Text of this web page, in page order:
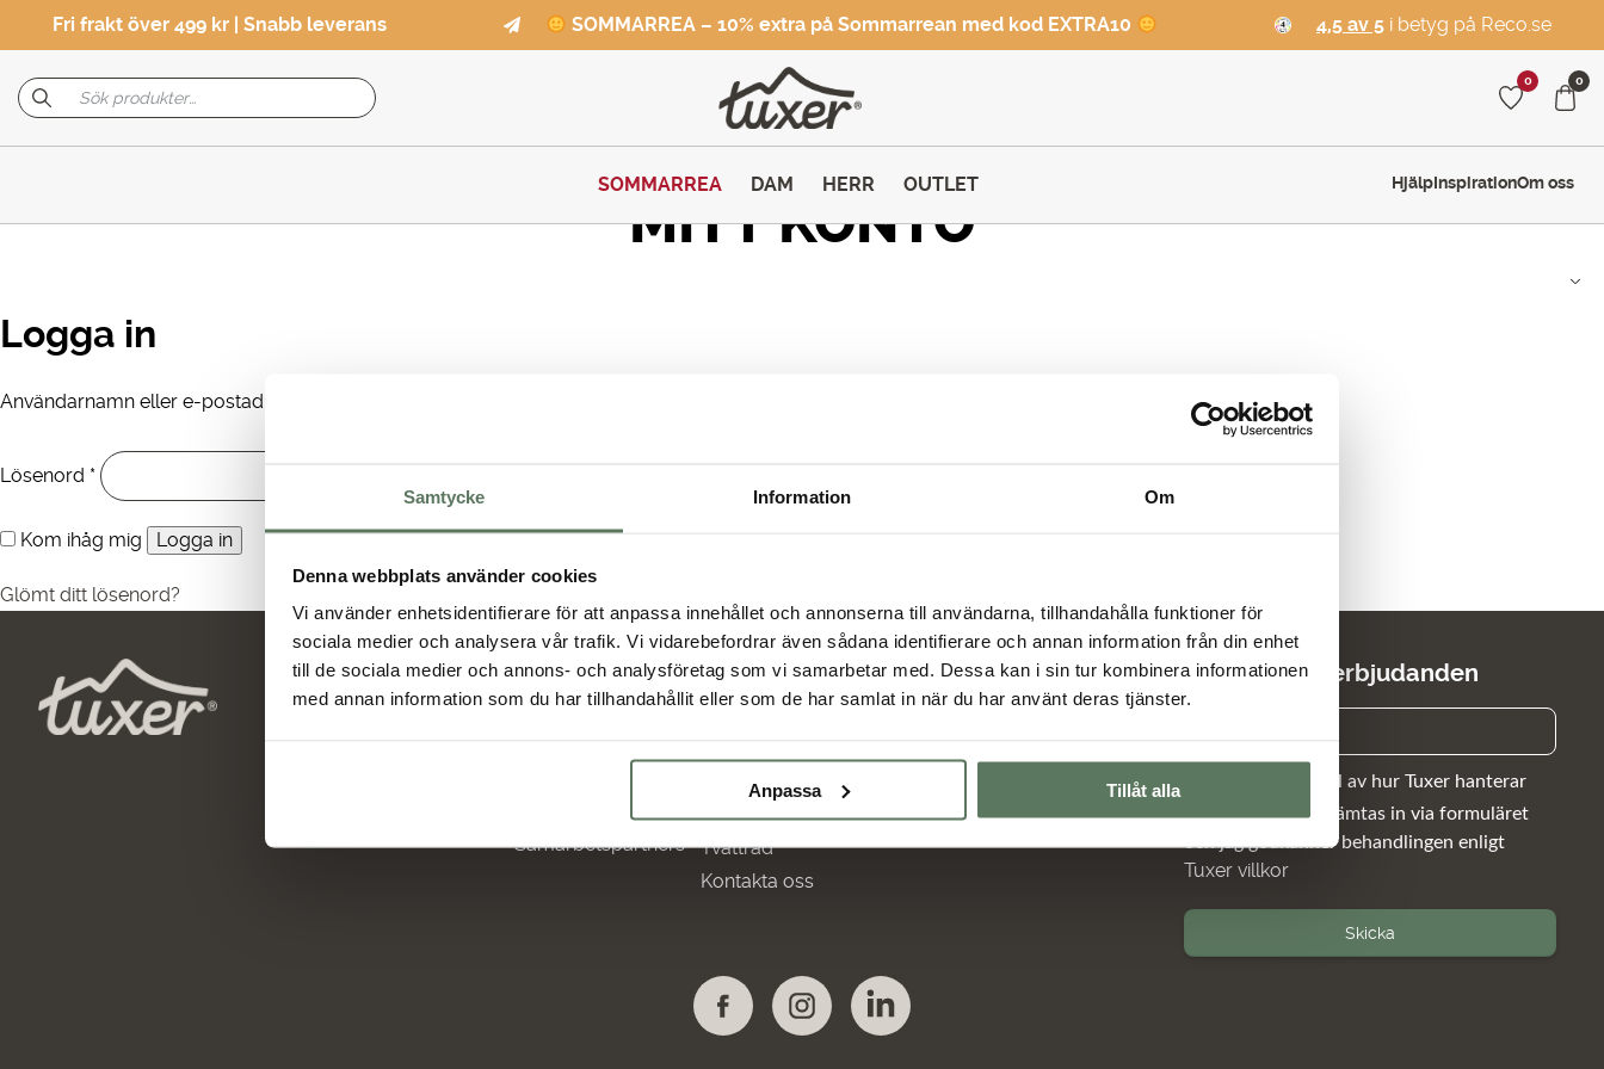
Samtycke Information Om
Denna webbplats använder cookies
Vi använder enhetsidentifierare för att anpassa innehållet och annonserna till användarna, tillhandahålla funktioner för
sociala medier och analysera vår trafik. Vi vidarebefordrar även sådana identifierare och annan information från din enhet
till de sociala medier och annons- och analysföretag som vi samarbetar med. Dessa kan i sin tur kombinera informationen
med annan information som du har tillhandahållit eller som de har samlat in när du har använt deras tjänster.
Anpassa Tillåt alla
Fri frakt över 499 kr | Snabb leverans SOMMARREA – 10% extra på Sommarrean med kod EXTRA10 4,5 av 5 i betyg på Reco.se
SOMMARREA DAM HERR OUTLET HjälpInspirationOm oss
0 0
MITT KONTO
Logga in
Användarnamn eller e-postadress
Lösenord * Obligatoriskt
Kom ihåg mig Logga in
Glömt ditt lösenord?
Huvudmeny Information
Ambassadörer
Samarbetspartners
Hjälp
Storleksguide
Materiallista
Tvättråd
Kontakta oss
Återförsäljare Nyheter och erbjudanden
Jag har tagit del av hur Tuxer hanterar
uppgifterna som hämtas in via formuläret
och jag godkänner behandlingen enligt
Tuxer villkor
Skicka